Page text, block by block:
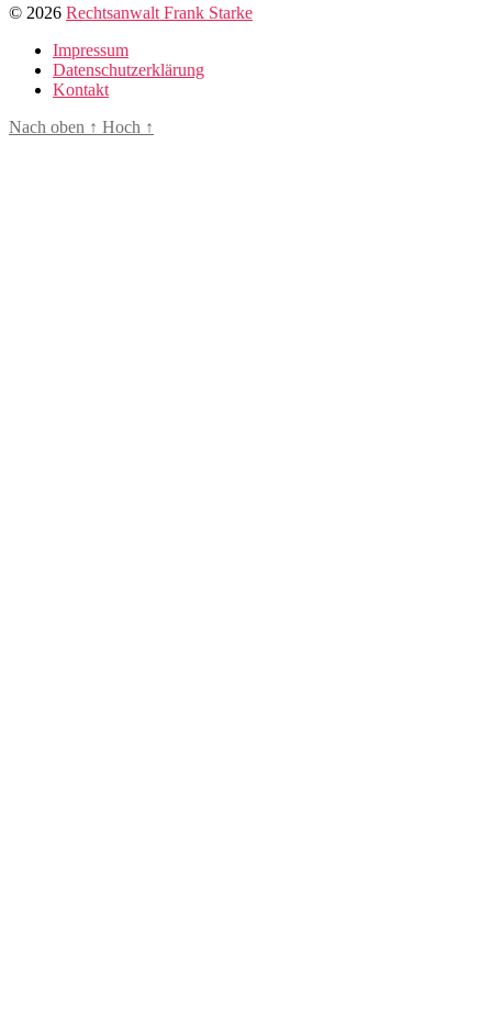
© 2026 Rechtsanwalt Frank Starke
Impressum
Datenschutzerklärung
Kontakt
Nach oben ↑ Hoch ↑